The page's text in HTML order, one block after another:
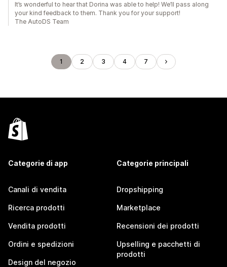
It’s wonderful to hear that Dorina was able to help! We’ll pass along
your kind feedback to them. Thank you for your support!
The AutoDS Team
1 2 3 4 7
Categorie di app
Canali di vendita
Ricerca prodotti
Vendita prodotti
Ordini e spedizioni
Design del negozio
Categorie principali
Dropshipping
Marketplace
Recensioni dei prodotti
Upselling e pacchetti di
prodotti